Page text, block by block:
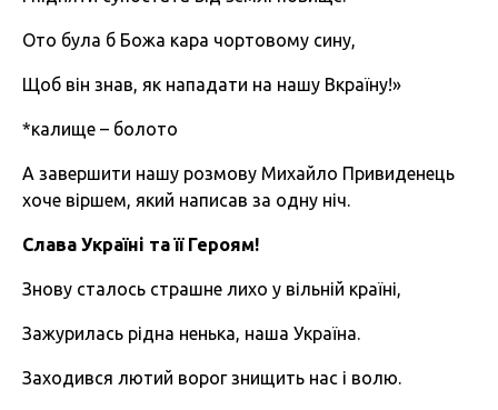
Ото була б Божа кара чортовому сину,
Щоб він знав, як нападати на нашу Вкраїну!»
*калище – болото
А завершити нашу розмову Михайло Привиденець
хоче віршем, який написав за одну ніч.
Слава Україні та її Героям!
Знову сталось страшне лихо у вільній країні,
Зажурилась рідна ненька, наша Україна.
Заходився лютий ворог знищить нас і волю.